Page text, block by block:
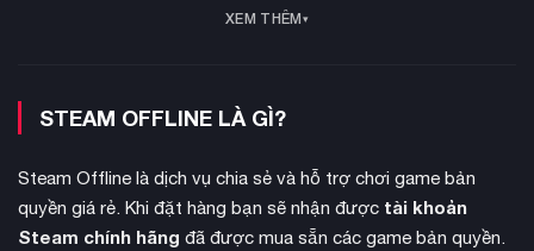
qua nước Nhật bị tàn phá bởi chiến tranh và quỷ dữ. Cơ chế
thống thu thập trang bị (Loot) có chiều sâu. Phiên bản này đã
bao gồm đầy đủ 3 bản mở rộng cốt truyện:
với những huyền thoại như Date Masamune hay Sanada
Yukimura.
XEM THÊM
STEAM OFFLINE LÀ GÌ?
Steam Offline là dịch vụ chia sẻ và hỗ trợ chơi game bản
quyền giá rẻ. Khi đặt hàng bạn sẽ nhận được tài khoản
Steam chính hãng đã được mua sẵn các game bản quyền.